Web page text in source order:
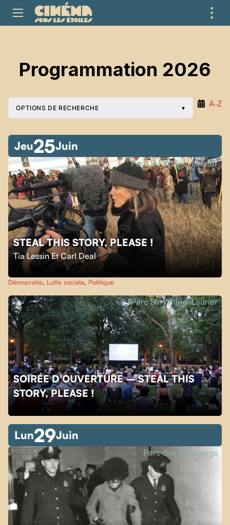
⋮
Programmation 2026
A‑Z
OPTIONS DE RECHERCHE
Jeu25Juin
STEAL THIS STORY, PLEASE !
Tia Lessin Et Carl Deal
Parc Sir-Wilfrid-Laurier
Démocratie, Lutte sociale, Politique
SOIRÉE D'OUVERTURE – STEAL THIS
STORY, PLEASE !
Parc Sir-Wilfrid-Laurier
Lun29Juin
Parc des Faubourgs